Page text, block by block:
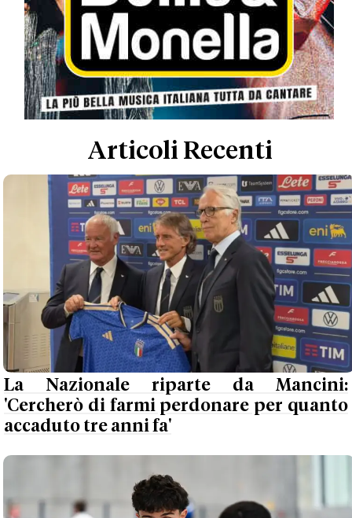
Articoli Recenti
La Nazionale riparte da Mancini:
'Cercherò di farmi perdonare per quanto
accaduto tre anni fa'